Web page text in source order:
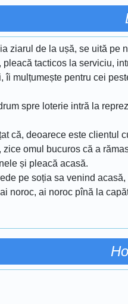
ziarul de la ușă, se uită
tacticos la serviciu,
îi mulțumește pentru cei
spre loterie intră la
că, deoarece este clientul
omul bucuros că a
și pleacă acasă.
pe soția sa venind
noroc, ai noroc pînă la